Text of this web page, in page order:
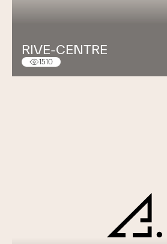
RIVE-CENTRE
1510